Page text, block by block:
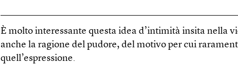
È molto interessante questa idea d’intimità insita nella
anche la ragione del pudore, del motivo per cui
quell’espressione.